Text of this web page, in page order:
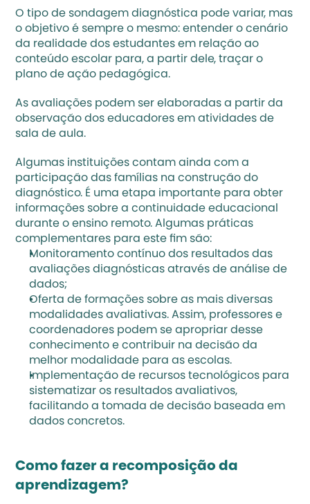
O tipo de sondagem diagnóstica pode variar, mas
o objetivo é sempre o mesmo: entender o cenário
da realidade dos estudantes em relação ao
conteúdo escolar para, a partir dele, traçar o
plano de ação pedagógica.
As avaliações podem ser elaboradas a partir da
observação dos educadores em atividades de
sala de aula.
Algumas instituições contam ainda com a
participação das famílias na construção do
diagnóstico. É uma etapa importante para obter
informações sobre a continuidade educacional
durante o ensino remoto. Algumas práticas
complementares para este fim são:
Monitoramento contínuo dos resultados das
avaliações diagnósticas através de análise de
dados;
Oferta de formações sobre as mais diversas
modalidades avaliativas. Assim, professores e
coordenadores podem se apropriar desse
conhecimento e contribuir na decisão da
melhor modalidade para as escolas.
Implementação de recursos tecnológicos para
sistematizar os resultados avaliativos,
facilitando a tomada de decisão baseada em
dados concretos.
Como fazer a recomposição da
aprendizagem?